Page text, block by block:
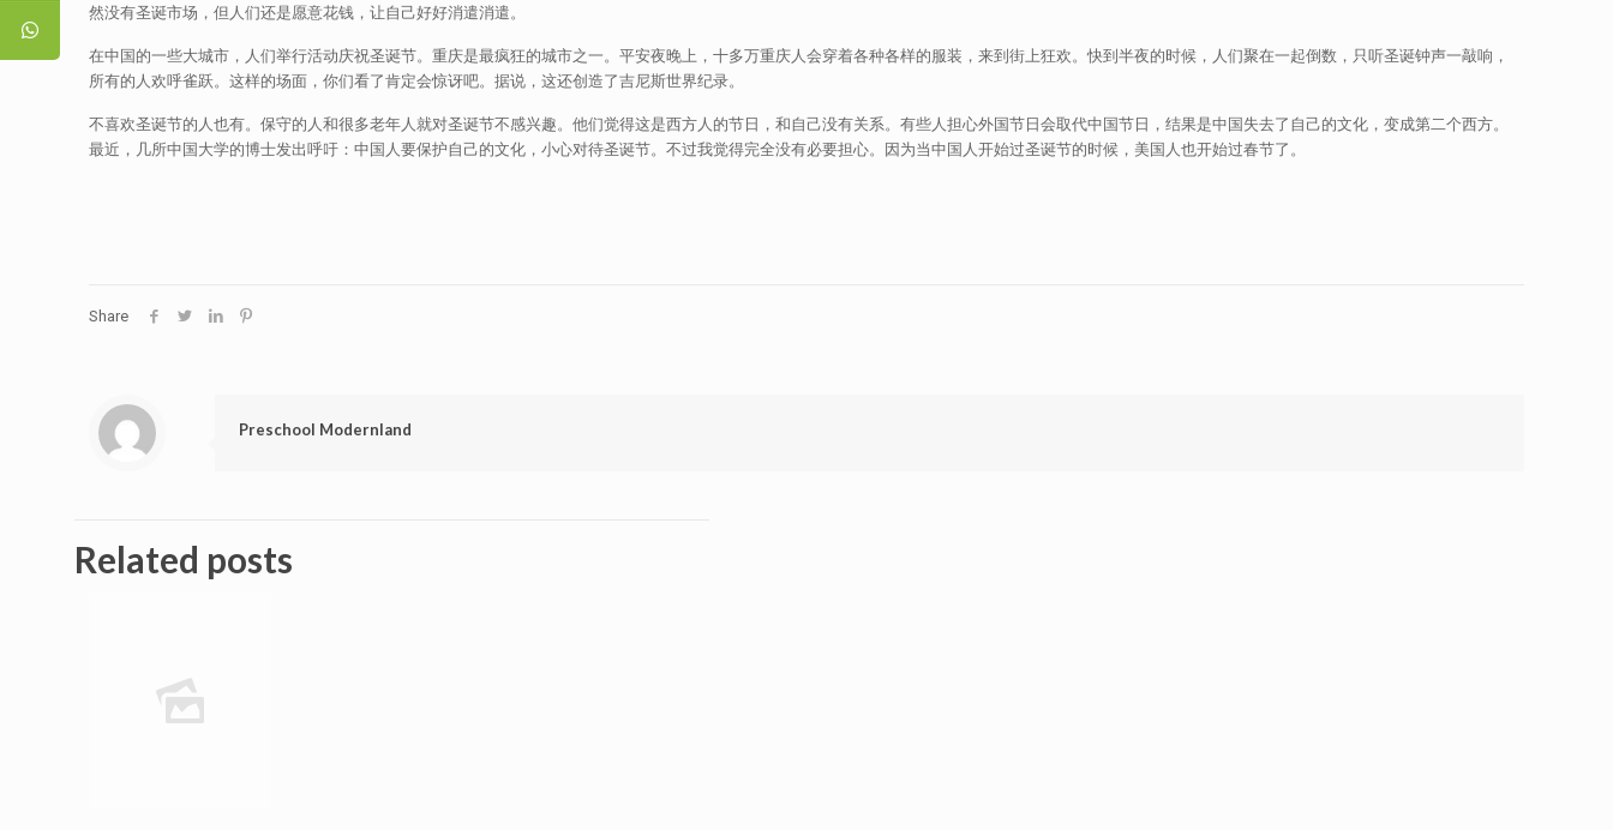
然没有圣诞市场，但人们还是愿意花钱，让自己好好消遣消遣。
在中国的一些大城市，人们举行活动庆祝圣诞节。重庆是最疯狂的城市之一。平安夜晚上，十多万重庆人会穿着各种各样的服装，来到街上狂欢。快到半夜的时候，人们聚在一起倒数，只听圣诞钟声一敲响，
所有的人欢呼雀跃。这样的场面，你们看了肯定会惊讶吧。据说，这还创造了吉尼斯世界纪录。
不喜欢圣诞节的人也有。保守的人和很多老年人就对圣诞节不感兴趣。他们觉得这是西方人的节日，和自己没有关系。有些人担心外国节日会取代中国节日，结果是中国失去了自己的文化，变成第二个西方。
最近，几所中国大学的博士发出呼吁：中国人要保护自己的文化，小心对待圣诞节。不过我觉得完全没有必要担心。因为当中国人开始过圣诞节的时候，美国人也开始过春节了。
Share
Preschool Modernland
Related posts